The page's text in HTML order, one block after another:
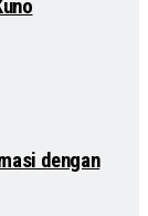
dengan